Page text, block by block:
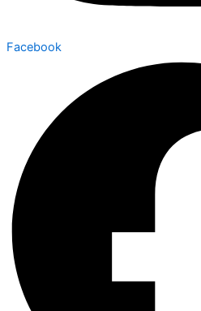
Facebook